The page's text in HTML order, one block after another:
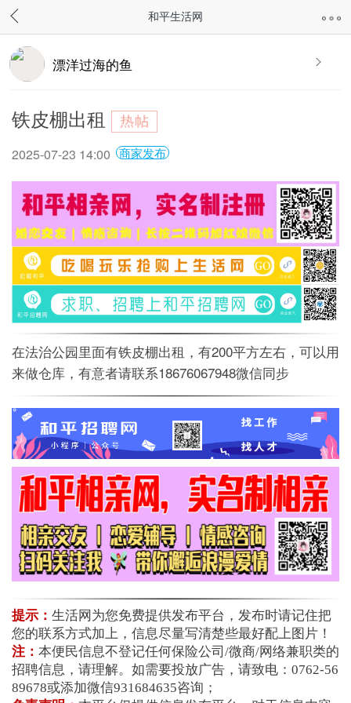
和平生活网
漂洋过海的鱼
铁皮棚出租
2025-07-23 14:00 商家发布
在法治公园里面有铁皮棚出租，有200平方左右，可以用
来做仓库，有意者请联系18676067948微信同步
提示： 生活网为您免费提供发布平台，发布时请记住把
您的联系方式加上，信息尽量写清楚些最好配上图片！
注： 本便民信息不登记任何保险公司/微商/网络兼职类的
招聘信息，请理解。如需要投放广告，请致电：0762-56
89678或添加微信931684635咨询；